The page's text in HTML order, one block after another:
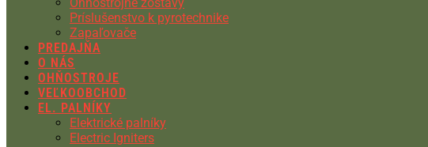
Príslušenstvo k pyrotechnike
Zapaľovače
PREDAJŇA
O NÁS
OHŇOSTROJE
VEĽKOOBCHOD
EL. PALNÍKY
Elektrické palníky
Electric Igniters